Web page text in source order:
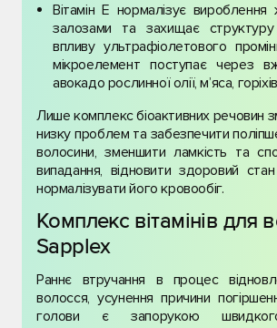
Вітамін Е нормалізує
залозами та захищає
впливу ультрафіолетового
мікроелемент поступає через
авокадо рослинної олії, м’яса,
Лише комплекс біоактивних речовин
низку проблем та забезпечити
волосини, зменшити ламкість та
випадання, відновити здоровий
нормалізувати його кровообіг.
Комплекс вітамінів для
Sapplex
Раннє втручання в процес
волосся, усунення причини
голови є запорукою